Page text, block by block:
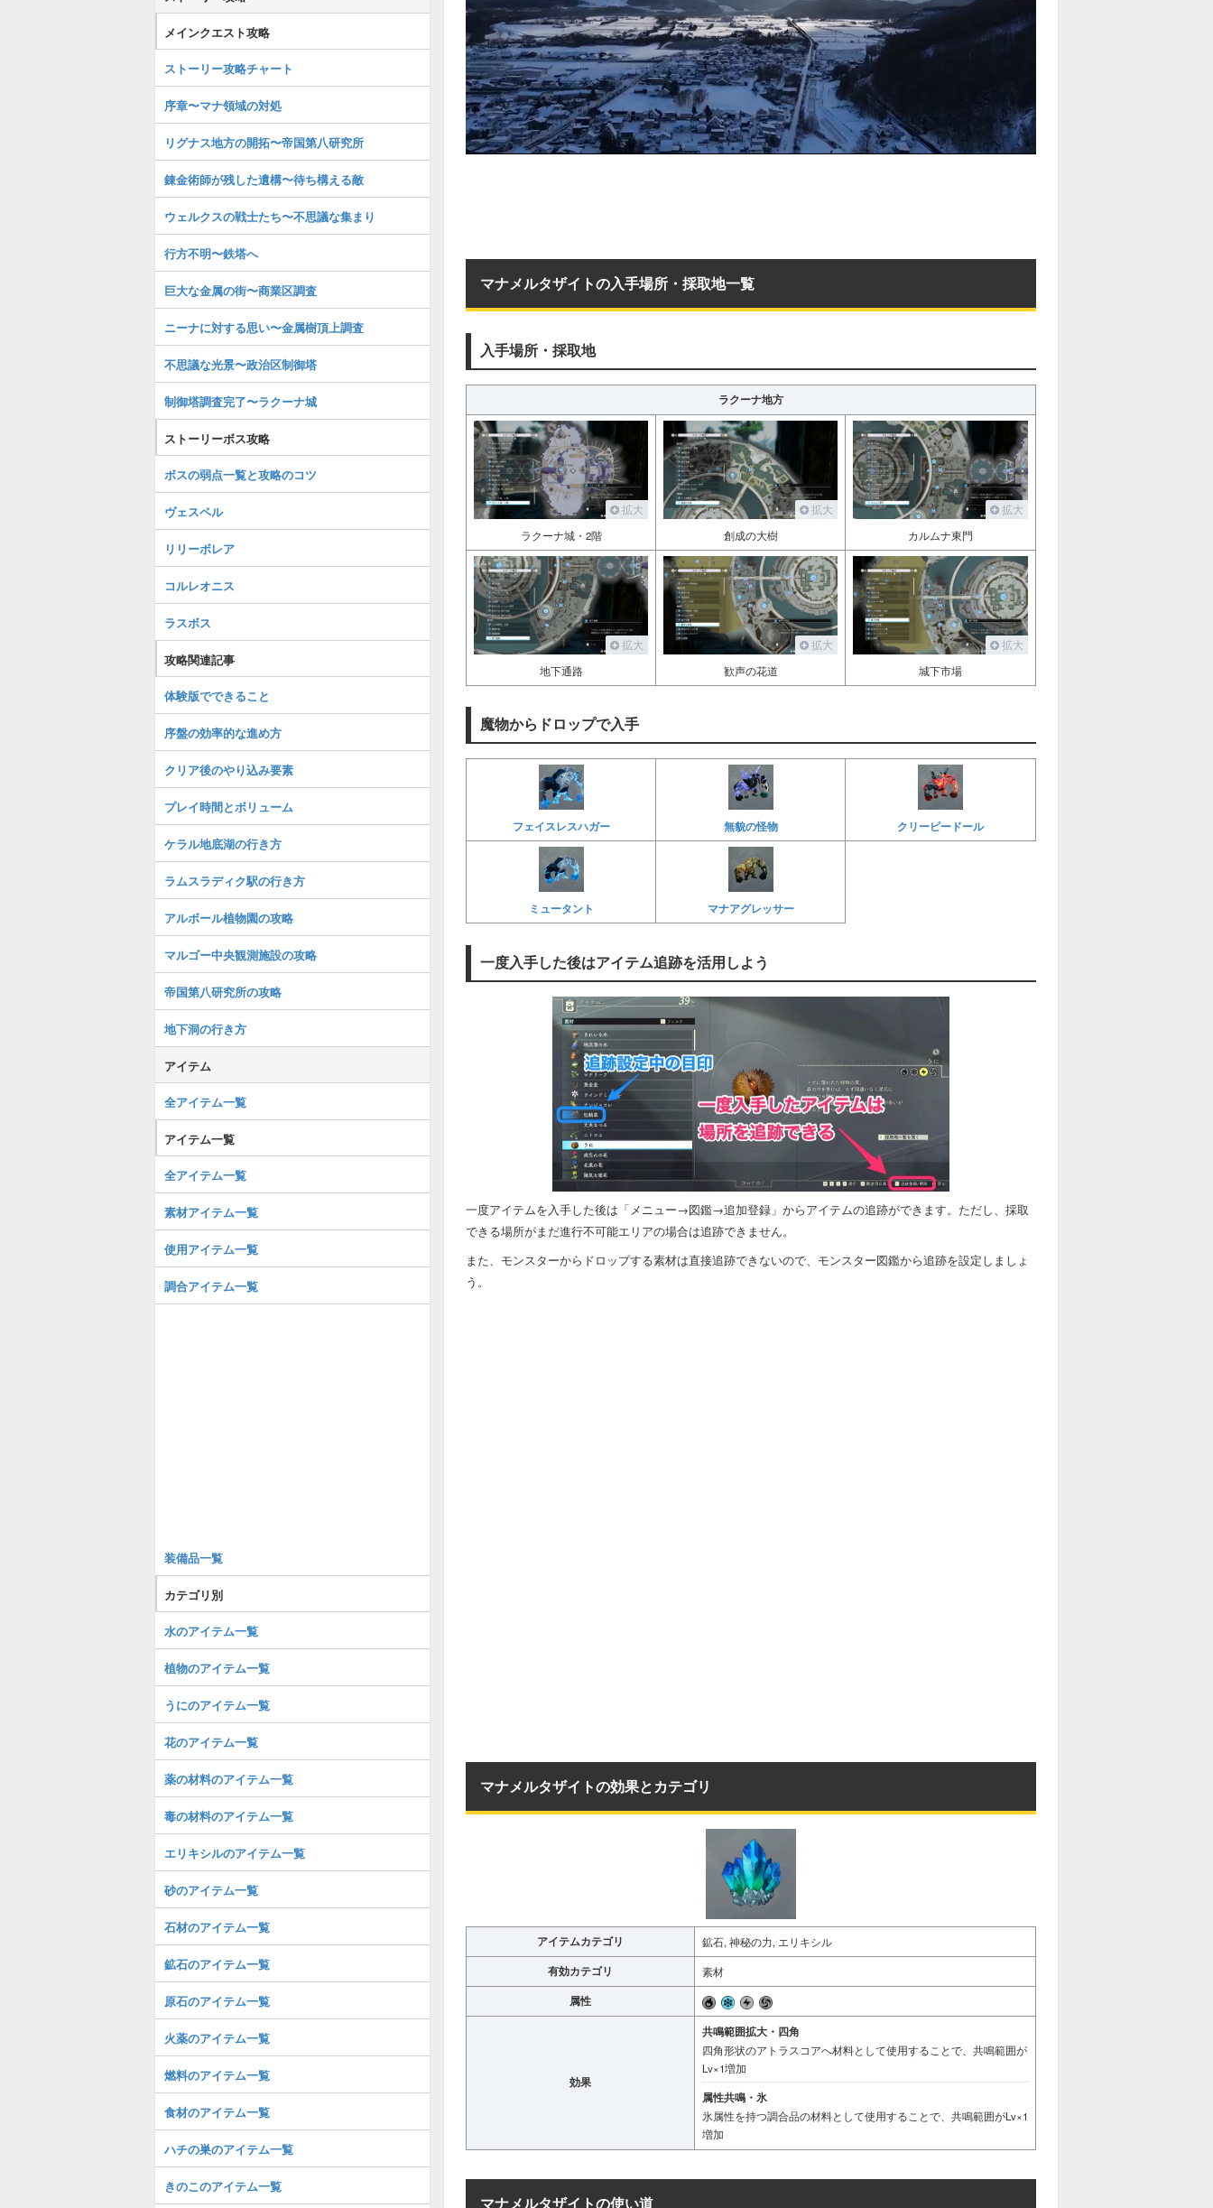
マナメルタザイトの入手場所・採取地一覧
入手場所・採取地
ラクーナ地方
拡大
ラクーナ城・2階
拡大
創成の大樹
拡大
カルムナ東門
拡大
地下通路
拡大
歓声の花道
拡大
城下市場
魔物からドロップで入手
フェイスレスハガー 無貌の怪物 クリーピードール
ミュータント マナアグレッサー
一度入手した後はアイテム追跡を活用しよう
一度アイテムを入手した後は「メニュー→図鑑→追加登録」からアイテムの追跡ができます。ただし、採取
できる場所がまだ進行不可能エリアの場合は追跡できません。
また、モンスターからドロップする素材は直接追跡できないので、モンスター図鑑から追跡を設定しましょ
う。
マナメルタザイトの効果とカテゴリ
アイテムカテゴリ 鉱石, 神秘の力, エリキシル
有効カテゴリ 素材
属性
効果
共鳴範囲拡大・四角
四角形状のアトラスコアへ材料として使用することで、共鳴範囲が
Lv×1増加
属性共鳴・氷
氷属性を持つ調合品の材料として使用することで、共鳴範囲がLv×1
増加
マナメルタザイトの使い道
メインクエスト攻略
ストーリー攻略チャート
序章〜マナ領域の対処
リグナス地方の開拓〜帝国第八研究所
錬金術師が残した遺構〜待ち構える敵
ウェルクスの戦士たち〜不思議な集まり
行方不明〜鉄塔へ
巨大な金属の街〜商業区調査
ニーナに対する思い〜金属樹頂上調査
不思議な光景〜政治区制御塔
制御塔調査完了〜ラクーナ城
ストーリーボス攻略
ボスの弱点一覧と攻略のコツ
ヴェスペル
リリーボレア
コルレオニス
ラスボス
攻略関連記事
体験版でできること
序盤の効率的な進め方
クリア後のやり込み要素
プレイ時間とボリューム
ケラル地底湖の行き方
ラムスラディク駅の行き方
アルボール植物園の攻略
マルゴー中央観測施設の攻略
帝国第八研究所の攻略
地下洞の行き方
アイテム
全アイテム一覧
アイテム一覧
全アイテム一覧
素材アイテム一覧
使用アイテム一覧
調合アイテム一覧
装備品一覧
カテゴリ別
水のアイテム一覧
植物のアイテム一覧
うにのアイテム一覧
花のアイテム一覧
薬の材料のアイテム一覧
毒の材料のアイテム一覧
エリキシルのアイテム一覧
砂のアイテム一覧
石材のアイテム一覧
鉱石のアイテム一覧
原石のアイテム一覧
火薬のアイテム一覧
燃料のアイテム一覧
食材のアイテム一覧
ハチの巣のアイテム一覧
きのこのアイテム一覧